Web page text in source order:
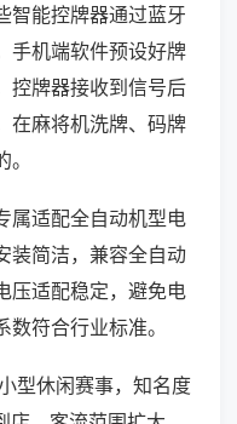
智能控牌器通过蓝牙
手机端软件预设好牌
控牌器接收到信号后
在麻将机洗牌、码牌
属适配全自动机型电
装简洁，兼容全自动
压适配稳定，避免电
符合行业标准。
型休闲赛事，知名度